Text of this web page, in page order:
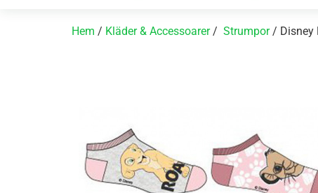
Hem / Kläder & Accessoarer/ Strumpor/ Disney